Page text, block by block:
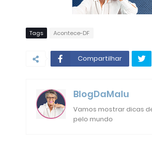
Tags Acontece-DF
Compartilhar
BlogDaMalu
Vamos mostrar dicas
pelo mundo